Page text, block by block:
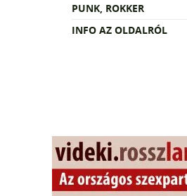
PUNK, ROKKER
INFO AZ OLDALRÓL